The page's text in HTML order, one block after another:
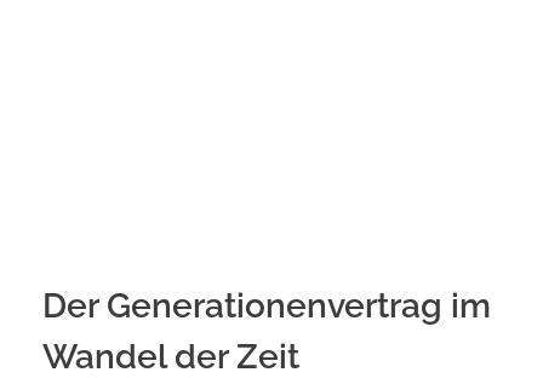
Der Generationenvertrag im
Wandel der Zeit